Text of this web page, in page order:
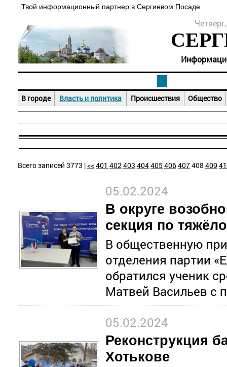
Твой информационный партнер в Сергиевом Посаде
В городе Власть и политика Происшествия Общество
Всего записей 3773 |<< 401 402403 404405 406407408 409
05.02.2024
В округе
секция по
В общественную
отделения партии
обратился ученик
Матвей Васильев с
05.02.2024
Реконструкция
Хотькове